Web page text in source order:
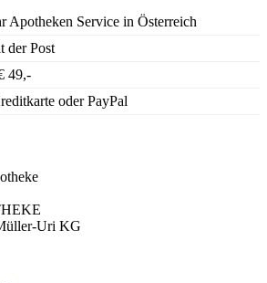
Apotheken Service in Österreich
der Post
49,-
oder PayPal
Uri KG